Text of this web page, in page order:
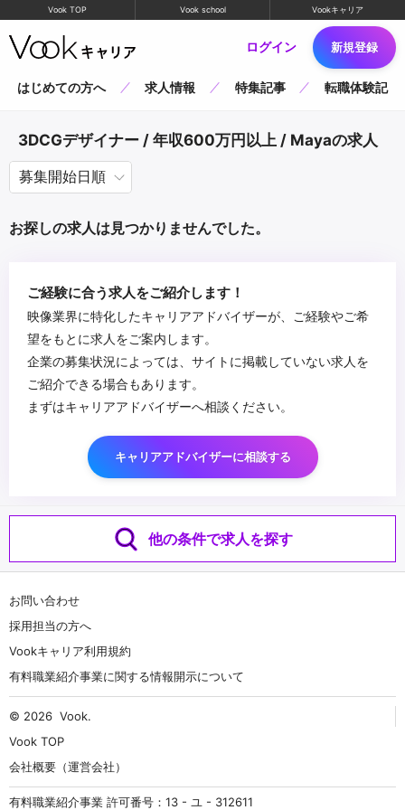
Vook TOP Vook school Vookキャリア
ログイン 新規登録
はじめての方へ 求人情報 特集記事 転職体験記
3DCGデザイナー / 年収600万円以上 / Mayaの求人
お探しの求人は見つかりませんでした。
ご経験に合う求人をご紹介します！
映像業界に特化したキャリアアドバイザーが、ご経験やご希
望をもとに求人をご案内します。
企業の募集状況によっては、サイトに掲載していない求人を
ご紹介できる場合もあります。
まずはキャリアアドバイザーへ相談ください。
キャリアアドバイザーに相談する
他の条件で求人を探す
お問い合わせ
採用担当の方へ
Vookキャリア利用規約
有料職業紹介事業に関する情報開示について
© 2026 Vook.
Vook TOP
会社概要（運営会社）
有料職業紹介事業 許可番号：13 - ユ - 312611